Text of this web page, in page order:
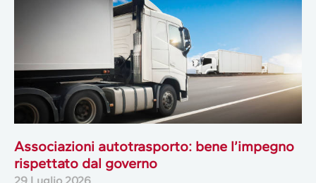
Associazioni autotrasporto: bene l’impegno
rispettato dal governo